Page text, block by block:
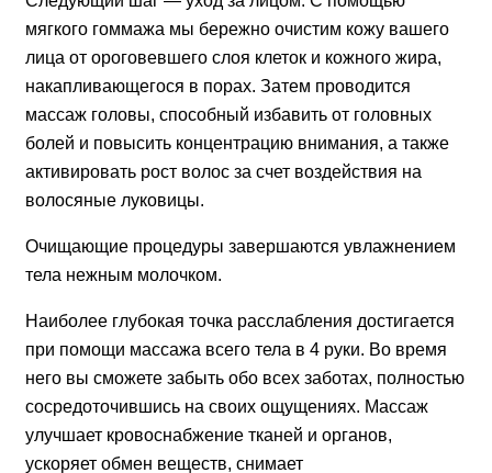
мягкого гоммажа мы бережно очистим кожу вашего
лица от ороговевшего слоя клеток и кожного жира,
накапливающегося в порах. Затем проводится
массаж головы, способный избавить от головных
болей и повысить концентрацию внимания, а также
активировать рост волос за счет воздействия на
волосяные луковицы.
Очищающие процедуры завершаются увлажнением
тела нежным молочком.
Наиболее глубокая точка расслабления достигается
при помощи массажа всего тела в 4 руки. Во время
него вы сможете забыть обо всех заботах, полностью
сосредоточившись на своих ощущениях. Массаж
улучшает кровоснабжение тканей и органов,
ускоряет обмен веществ, снимает